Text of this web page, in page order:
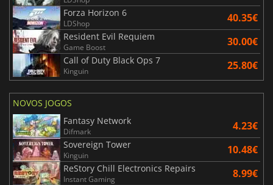
Forza Horizon 6
LDShop 40.35€
Resident Evil Requiem
Game Boost 30.00€
Call of Duty Black Ops 7
Kinguin 25.80€
NOVOS JOGOS
Fantasy Network
Difmark 4.23€
Sovereign Tower
Kinguin 10.48€
ReStory Chill Electronics Repairs
Instant Gaming 8.99€